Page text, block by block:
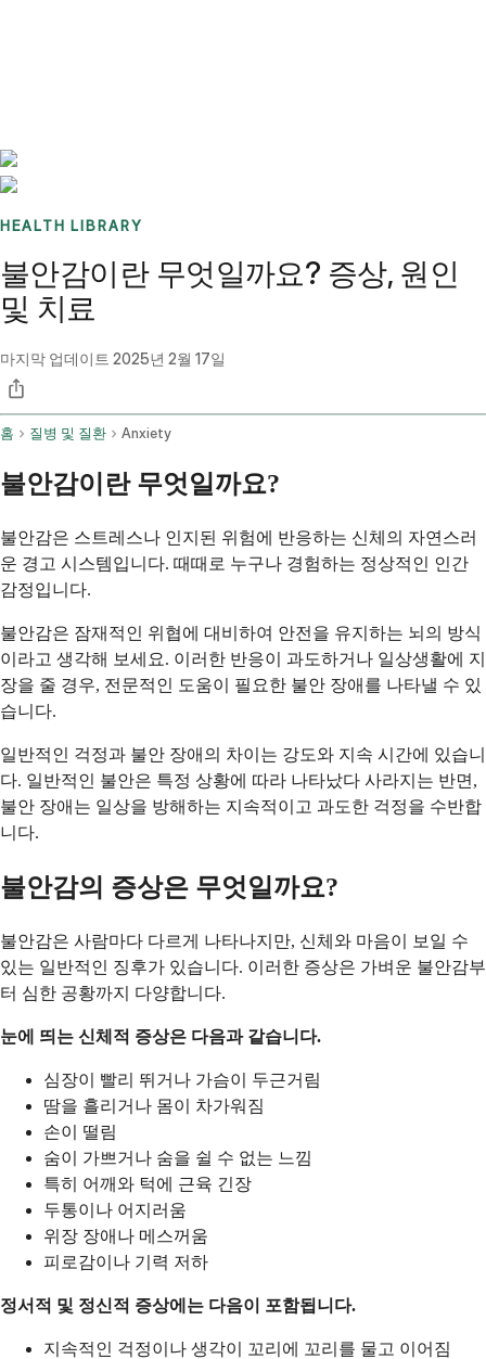
HEALTH LIBRARY
불안감이란 무엇일까요? 증상, 원인
및 치료
마지막 업데이트 2025년 2월 17일
홈 질병 및 질환 Anxiety
불안감이란 무엇일까요?
불안감은 스트레스나 인지된 위험에 반응하는 신체의 자연스러
운 경고 시스템입니다. 때때로 누구나 경험하는 정상적인 인간
감정입니다.
불안감은 잠재적인 위협에 대비하여 안전을 유지하는 뇌의 방식
이라고 생각해 보세요. 이러한 반응이 과도하거나 일상생활에 지
장을 줄 경우, 전문적인 도움이 필요한 불안 장애를 나타낼 수 있
습니다.
일반적인 걱정과 불안 장애의 차이는 강도와 지속 시간에 있습니
다. 일반적인 불안은 특정 상황에 따라 나타났다 사라지는 반면,
불안 장애는 일상을 방해하는 지속적이고 과도한 걱정을 수반합
니다.
불안감의 증상은 무엇일까요?
불안감은 사람마다 다르게 나타나지만, 신체와 마음이 보일 수
있는 일반적인 징후가 있습니다. 이러한 증상은 가벼운 불안감부
터 심한 공황까지 다양합니다.
눈에 띄는 신체적 증상은 다음과 같습니다.
심장이 빨리 뛰거나 가슴이 두근거림
땀을 흘리거나 몸이 차가워짐
손이 떨림
숨이 가쁘거나 숨을 쉴 수 없는 느낌
특히 어깨와 턱에 근육 긴장
두통이나 어지러움
위장 장애나 메스꺼움
피로감이나 기력 저하
정서적 및 정신적 증상에는 다음이 포함됩니다.
지속적인 걱정이나 생각이 꼬리에 꼬리를 물고 이어짐